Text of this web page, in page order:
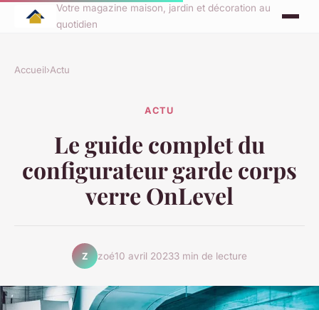
Votre magazine maison, jardin et décoration au
quotidien
Accueil›Actu
ACTU
Le guide complet du
configurateur garde corps
verre OnLevel
Z zoé10 avril 20233 min de lecture